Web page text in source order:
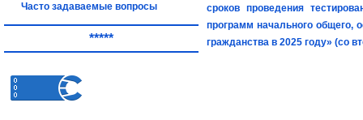
Часто задаваемые вопросы
*****
сроков проведения
программ начального общего,
гражданства в 2025 году» (со